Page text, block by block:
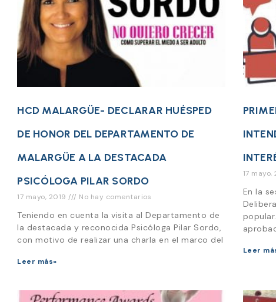
HCD MALARGÜE- DECLARAR HUÉSPED
DE HONOR DEL DEPARTAMENTO DE
MALARGÜE A LA DESTACADA
PSICÓLOGA PILAR SORDO
17 mayo, 2019 No hay comentarios
Teniendo en cuenta la visita al Departamento de
la destacada y reconocida Psicóloga Pilar Sordo,
con motivo de realizar una charla en el marco del
Leer más»
17 mayo,
En la
Leer